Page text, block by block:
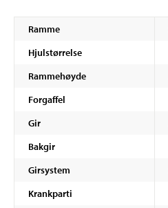
Ramme
Hjulstørrelse
Rammehøyde
Forgaffel
Gir
Bakgir
Girsystem
Krankparti